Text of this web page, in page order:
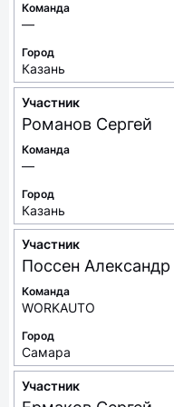
Команда
—
Город
Казань
Участник
Романов Сергей
Команда
—
Город
Казань
Участник
Поссен Александр
Команда
WORKAUTO
Город
Самара
Участник